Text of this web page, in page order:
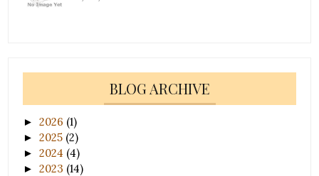
BLOG ARCHIVE
►2026 (1)
►2025 (2)
►2024 (4)
►2023 (14)